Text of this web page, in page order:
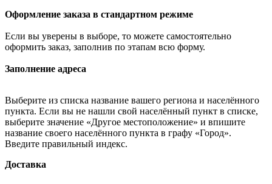
Оформление заказа в стандартном режиме
Если вы уверены в выборе, то можете самостоятельно
оформить заказ, заполнив по этапам всю форму.
Заполнение адреса
Выберите из списка название вашего региона и населённого
пункта. Если вы не нашли свой населённый пункт в списке,
выберите значение «Другое местоположение» и впишите
название своего населённого пункта в графу «Город».
Введите правильный индекс.
Доставка